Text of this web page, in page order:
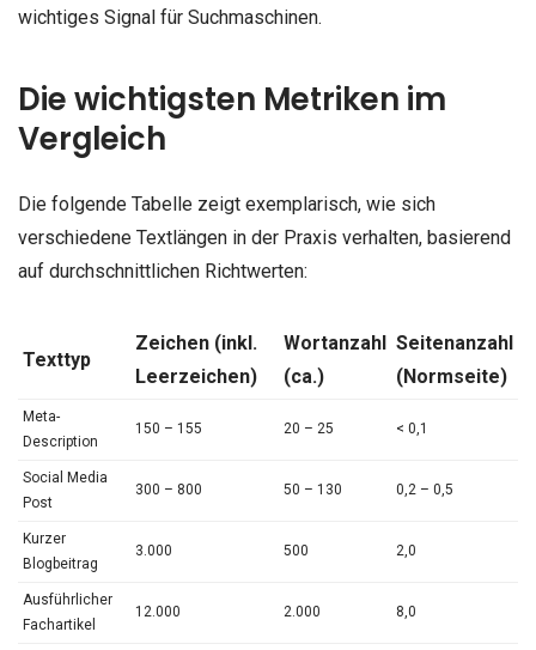
wichtiges Signal für Suchmaschinen.
Die wichtigsten Metriken im
Vergleich
Die folgende Tabelle zeigt exemplarisch, wie sich
verschiedene Textlängen in der Praxis verhalten, basierend
auf durchschnittlichen Richtwerten:
Texttyp
Zeichen (inkl.
Leerzeichen)
Wortanzahl
(ca.)
Seitenanzahl
(Normseite)
Meta-
Description
150 – 155 20 – 25 < 0,1
Social Media
Post
300 – 800 50 – 130 0,2 – 0,5
Kurzer
Blogbeitrag
3.000 500 2,0
Ausführlicher
Fachartikel
12.000 2.000 8,0